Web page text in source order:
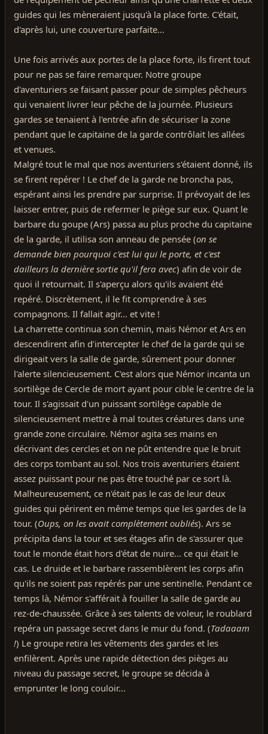
guides qui les mèneraient jusqu'à la place forte. C'était,
d'après lui, une couverture parfaite...
Une fois arrivés aux portes de la place forte, ils firent tout
pour ne pas se faire remarquer. Notre groupe
d'aventuriers se faisant passer pour de simples pêcheurs
qui venaient livrer leur pêche de la journée. Plusieurs
gardes se tenaient à l'entrée afin de sécuriser la zone
pendant que le capitaine de la garde contrôlait les allées
et venues.
Malgré tout le mal que nos aventuriers s'étaient donné, ils
se firent repérer ! Le chef de la garde ne broncha pas,
espérant ainsi les prendre par surprise. Il prévoyait de les
laisser entrer, puis de refermer le piège sur eux. Quant le
barbare du goupe (Ars) passa au plus proche du capitaine
de la garde, il utilisa son anneau de pensée (on se
demande bien pourquoi c'est lui qui le porte, et c'est
dailleurs la dernière sortie qu'il fera avec) afin de voir de
quoi il retournait. Il s'aperçu alors qu'ils avaient été
repéré. Discrètement, il le fit comprendre à ses
compagnons. Il fallait agir... et vite !
La charrette continua son chemin, mais Némor et Ars en
descendirent afin d'intercepter le chef de la garde qui se
dirigeait vers la salle de garde, sûrement pour donner
l'alerte silencieusement. C'est alors que Némor incanta un
sortilège de Cercle de mort ayant pour cible le centre de la
tour. Il s'agissait d'un puissant sortilège capable de
silencieusement mettre à mal toutes créatures dans une
grande zone circulaire. Némor agita ses mains en
décrivant des cercles et on ne pût entendre que le bruit
des corps tombant au sol. Nos trois aventuriers étaient
assez puissant pour ne pas être touché par ce sort là.
Malheureusement, ce n'était pas le cas de leur deux
guides qui périrent en même temps que les gardes de la
tour. (Oups, on les avait complètement oubliés). Ars se
précipita dans la tour et ses étages afin de s'assurer que
tout le monde était hors d'état de nuire... ce qui était le
cas. Le druide et le barbare rassemblèrent les corps afin
qu'ils ne soient pas repérés par une sentinelle. Pendant ce
temps là, Némor s'afférait à fouiller la salle de garde au
rez-de-chaussée. Grâce à ses talents de voleur, le roublard
repéra un passage secret dans le mur du fond. (Tadaaam
!) Le groupe retira les vêtements des gardes et les
enfilèrent. Après une rapide détection des pièges au
niveau du passage secret, le groupe se décida à
emprunter le long couloir...